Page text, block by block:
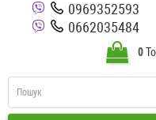
0969352593
0662035484
0